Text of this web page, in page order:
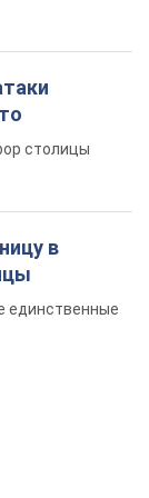
столицы
в
единственные